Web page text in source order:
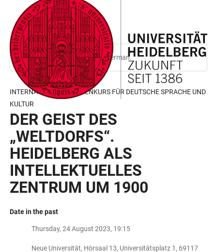
ACCESSIBILITY
LINKS
JUMP
TO
MAIN
CONTENT
OPEN
MAIN
NAVIGATION
OPEN
SEARCH
FORM
This page is only available in German.
INTERNATIONALER FERIENKURS FÜR DEUTSCHE SPRACHE UND
KULTUR
DER GEIST DES
„WELTDORFS“.
HEIDELBERG ALS
INTELLEKTUELLES
ZENTRUM UM 1900
Date in the past
Thursday, 24 August 2023, 19:15
Neue Universität, Hörsaal 13, Universitätsplatz 1, 69117